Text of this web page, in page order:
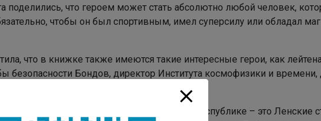
поделились, что героем может стать абсолютно любой человек,
чтобы он был спортивным, имел суперсилу или обладал
что в книжке также имеются такие интересные герои, как
безопасности Бондов, директор Института космофизики и
в квест-книге имеются в нашей республике – это Ленские